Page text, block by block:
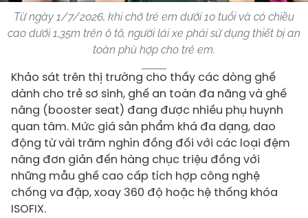
Từ ngày 1/7/2026, khi chở trẻ em dưới 10 tuổi và có chiều
cao dưới 1,35m trên ô tô, người lái xe phải sử dụng thiết bị an
toàn phù hợp cho trẻ em.
Khảo sát trên thị trường cho thấy các dòng ghế
dành cho trẻ sơ sinh, ghế an toàn đa năng và ghế
nâng (booster seat) đang được nhiều phụ huynh
quan tâm. Mức giá sản phẩm khá đa dạng, dao
động từ vài trăm nghìn đồng đối với các loại đệm
nâng đơn giản đến hàng chục triệu đồng với
những mẫu ghế cao cấp tích hợp công nghệ
chống va đập, xoay 360 độ hoặc hệ thống khóa
ISOFIX.